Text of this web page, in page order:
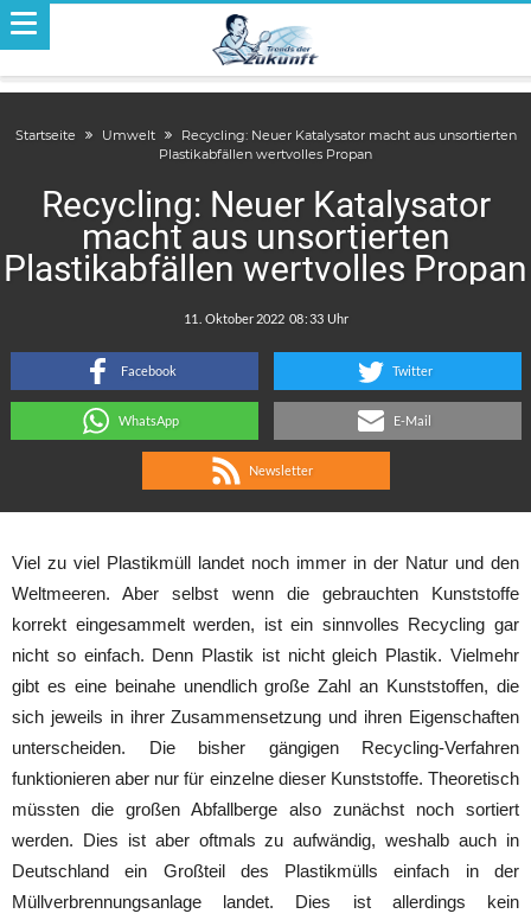
Startseite Umwelt
Recycling: Neuer Katalysator macht aus unsortierten
Plastikabfällen wertvolles Propan
Recycling: Neuer Katalysator
macht aus unsortierten
Plastikabfällen wertvolles Propan
:
Facebook Twitter
WhatsApp E-Mail
Newsletter
Viel zu viel Plastikmüll landet noch immer in der Natur und den
Weltmeeren. Aber selbst wenn die gebrauchten Kunststoffe
korrekt eingesammelt werden, ist ein sinnvolles Recycling gar
nicht so einfach. Denn Plastik ist nicht gleich Plastik. Vielmehr
gibt es eine beinahe unendlich große Zahl an Kunststoffen, die
sich jeweils in ihrer Zusammensetzung und ihren Eigenschaften
unterscheiden. Die bisher gängigen Recycling-Verfahren
funktionieren aber nur für einzelne dieser Kunststoffe. Theoretisch
müssten die großen Abfallberge also zunächst noch sortiert
werden. Dies ist aber oftmals zu aufwändig, weshalb auch in
Deutschland ein Großteil des Plastikmülls einfach in der
Müllverbrennungsanlage landet. Dies ist allerdings kein